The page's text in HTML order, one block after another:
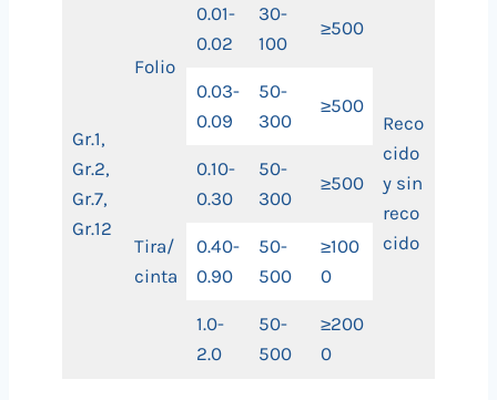
Gr.1,
Gr.2,
Gr.7,
Gr.12
Folio
0.01-
0.02
30-
100
≥500
Reco
cido
y sin
reco
cido
0.03-
0.09
50-
300
≥500
Tira/
cinta
0.10-
0.30
50-
300
≥500
0.40-
0.90
50-
500
≥100
0
1.0-
2.0
50-
500
≥200
0